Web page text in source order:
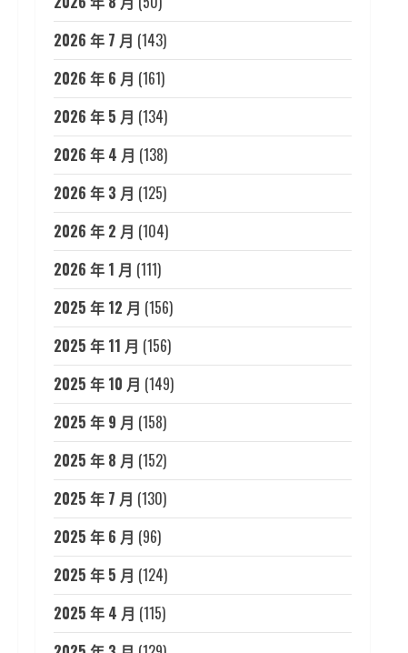
2026 年 7 月 (143)
2026 年 6 月 (161)
2026 年 5 月 (134)
2026 年 4 月 (138)
2026 年 3 月 (125)
2026 年 2 月 (104)
2026 年 1 月 (111)
2025 年 12 月 (156)
2025 年 11 月 (156)
2025 年 10 月 (149)
2025 年 9 月 (158)
2025 年 8 月 (152)
2025 年 7 月 (130)
2025 年 6 月 (96)
2025 年 5 月 (124)
2025 年 4 月 (115)